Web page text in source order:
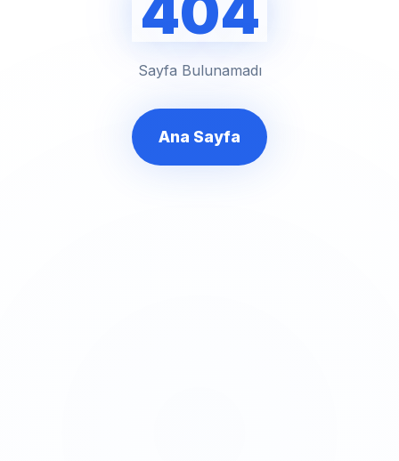
Sayfa Bulunamadı
Ana Sayfa